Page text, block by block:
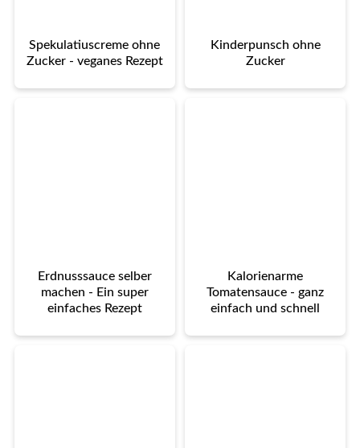
Spekulatiuscreme ohne
Zucker - veganes Rezept
Kinderpunsch ohne
Zucker
Erdnusssauce selber
machen - Ein super
einfaches Rezept
Kalorienarme
Tomatensauce - ganz
einfach und schnell